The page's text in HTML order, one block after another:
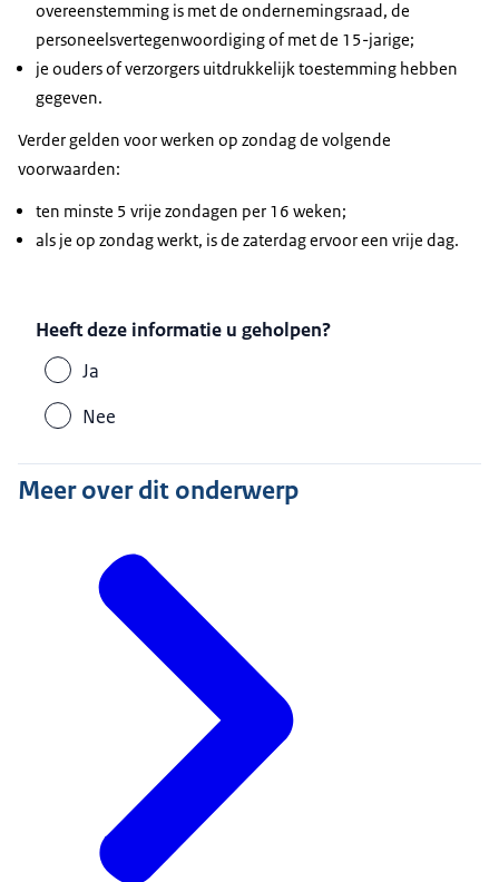
overeenstemming is met de ondernemingsraad, de
personeelsvertegenwoordiging of met de 15-jarige;
je ouders of verzorgers uitdrukkelijk toestemming hebben
gegeven.
Verder gelden voor werken op zondag de volgende
voorwaarden:
ten minste 5 vrije zondagen per 16 weken;
als je op zondag werkt, is de zaterdag ervoor een vrije dag.
Heeft deze informatie u geholpen?
Ja
Nee
Meer over dit onderwerp